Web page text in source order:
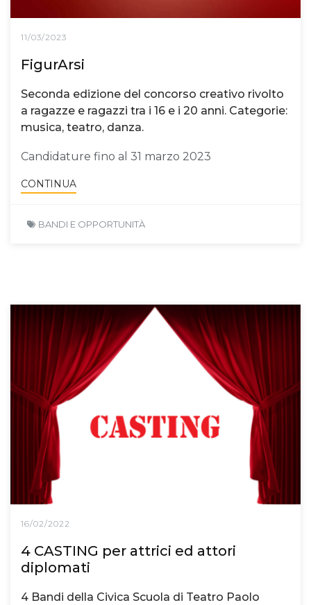
11/03/2023
FigurArsi
Seconda edizione del concorso creativo rivolto
a ragazze e ragazzi tra i 16 e i 20 anni. Categorie:
musica, teatro, danza.
Candidature fino al 31 marzo 2023
CONTINUA
BANDI E OPPORTUNITÀ
16/02/2022
4 CASTING per attrici ed attori
diplomati
4 Bandi della Civica Scuola di Teatro Paolo